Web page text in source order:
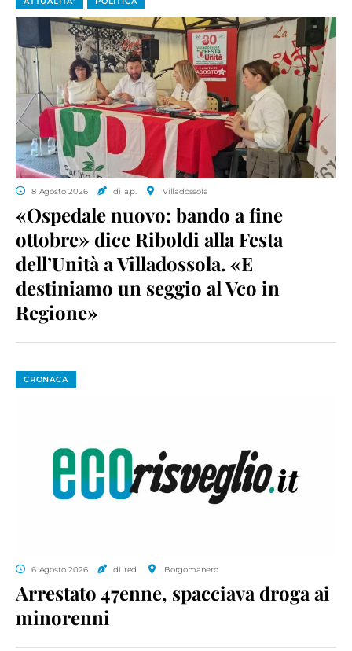
8 Agosto 2026 di a.p. Villadossola
«Ospedale nuovo: bando a fine
ottobre» dice Riboldi alla Festa
dell’Unità a Villadossola. «E
destiniamo un seggio al Vco in
Regione»
CRONACA
6 Agosto 2026 di red. Borgomanero
Arrestato 47enne, spacciava droga ai
minorenni